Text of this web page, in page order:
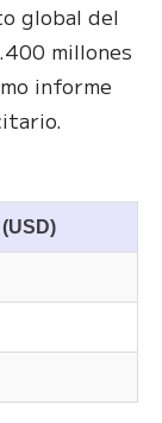
global del
millones
informe